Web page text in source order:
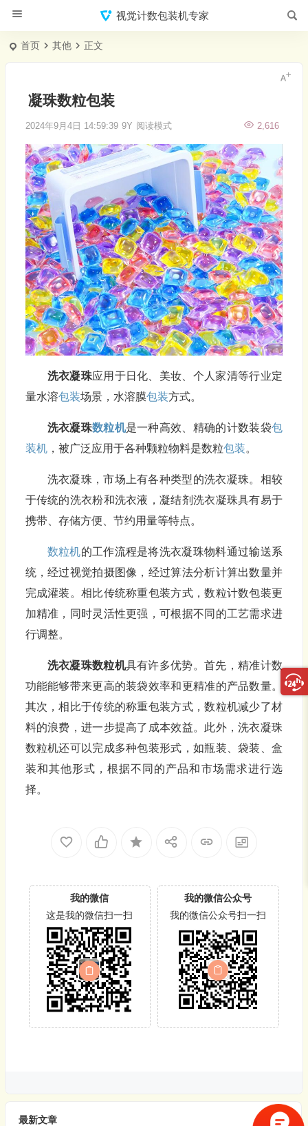
视觉计数包装机专家
首页 其他 正文
凝珠数粒包装
2024年9月4日 14:59:39 9Y 2,616
阅读模式
洗衣凝珠应用于日化、美妆、个人家清等行业定
量水溶包装场景，水溶膜包装方式。
洗衣凝珠数粒机是一种高效、精确的计数装袋包
装机，被广泛应用于各种颗粒物料是数粒包装。
洗衣凝珠，市场上有各种类型的洗衣凝珠。相较
于传统的洗衣粉和洗衣液，凝结剂洗衣凝珠具有易于
携带、存储方便、节约用量等特点。
数粒机的工作流程是将洗衣凝珠物料通过输送系
统，经过视觉拍摄图像，经过算法分析计算出数量并
完成灌装。相比传统称重包装方式，数粒计数包装更
加精准，同时灵活性更强，可根据不同的工艺需求进
行调整。
洗衣凝珠数粒机具有许多优势。首先，精准计数
功能能够带来更高的装袋效率和更精准的产品数量。
其次，相比于传统的称重包装方式，数粒机减少了材
料的浪费，进一步提高了成本效益。此外，洗衣凝珠
数粒机还可以完成多种包装形式，如瓶装、袋装、盒
装和其他形式，根据不同的产品和市场需求进行选
择。
我的微信
这是我的微信扫一扫
我的微信公众号
我的微信公众号扫一扫
最新文章